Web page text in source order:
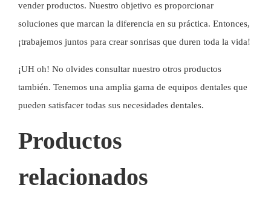
vender productos. Nuestro objetivo es proporcionar
soluciones que marcan la diferencia en su práctica. Entonces,
¡trabajemos juntos para crear sonrisas que duren toda la vida!
¡UH oh! No olvides consultar nuestro otros productos
también. Tenemos una amplia gama de equipos dentales que
pueden satisfacer todas sus necesidades dentales.
Productos
relacionados